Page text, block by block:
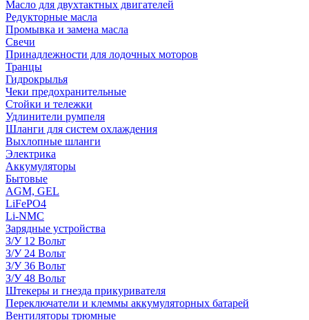
Масло для двухтактных двигателей
Редукторные масла
Промывка и замена масла
Свечи
Принадлежности для лодочных моторов
Транцы
Гидрокрылья
Чеки предохранительные
Стойки и тележки
Удлинители румпеля
Шланги для систем охлаждения
Выхлопные шланги
Электрика
Аккумуляторы
Бытовые
AGM, GEL
LiFePO4
Li-NMC
Зарядные устройства
З/У 12 Вольт
З/У 24 Вольт
З/У 36 Вольт
З/У 48 Вольт
Штекеры и гнезда прикуривателя
Переключатели и клеммы аккумуляторных батарей
Вентиляторы трюмные